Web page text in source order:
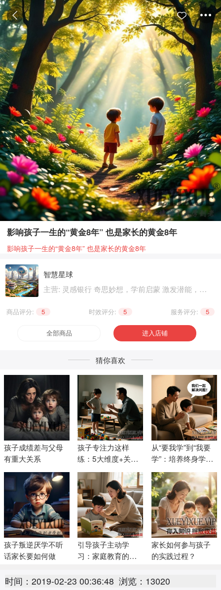
影响孩子一生的“黄金8年” 也是家长的黄金8年
影响孩子一生的“黄金8年” 也是家长的黄金8年
智慧星球
主营: 灵感银行 奇思妙想，学前启蒙 激发潜能，基
精神文化
商品评分: 5 时效评分: 5 服务评分: 5
全部商品 进入店铺
猜你喜欢
孩子成绩差与父母
有重大关系
孩子专注力这样
练：5大维度+关键
期干预，家长一看
就会
从“要我学”到“我要
学”：培养终身学习
者的6大核心策略
孩子叛逆厌学不听
话家长要如何做
引导孩子主动学
习：家庭教育的三
家长如何参与孩子
的实践过程？
时间：2019-02-23 00:36:48 浏览：13020